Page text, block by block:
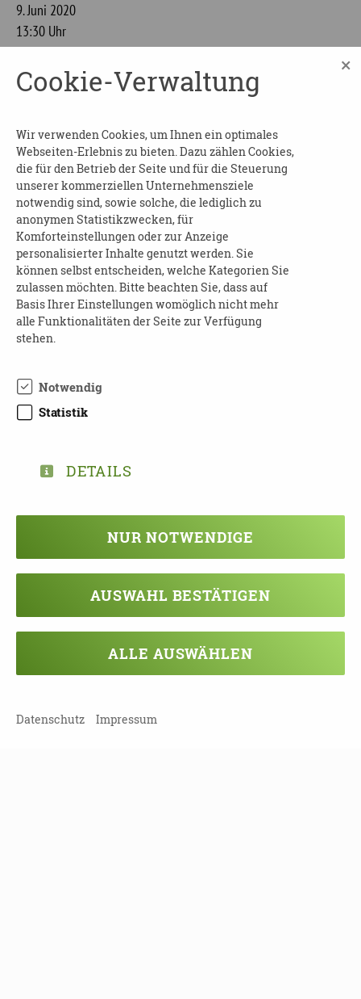
9. Juni 2020
13:30 Uhr
AWO Beratungsstelle für Senioren und
Herzberger Straße 2
01239
Dresden
Die AWO Beratungsstelle für Senioren und
Angehörige lädt zu ihrem monatlichen Treffen
Angehörige und Interessierte ein.
ZURÜCK ZUR ÜBERSICHT
Kein Problem - vielleicht klappt es ja
beim nächsten Mal!
Damit Sie keine Termine mehr
verpassen, können Sie sich hier in
unseren Newsletter eintragen!
NEWSLETTER ABONNIEREN!
Cookie-Verwaltung ×
Wir verwenden Cookies, um Ihnen ein optimales
Webseiten-Erlebnis zu bieten. Dazu zählen Cookies,
die für den Betrieb der Seite und für die Steuerung
unserer kommerziellen Unternehmensziele
notwendig sind, sowie solche, die lediglich zu
anonymen Statistikzwecken, für
Komforteinstellungen oder zur Anzeige
personalisierter Inhalte genutzt werden. Sie
können selbst entscheiden, welche Kategorien Sie
zulassen möchten. Bitte beachten Sie, dass auf
Basis Ihrer Einstellungen womöglich nicht mehr
alle Funktionalitäten der Seite zur Verfügung
stehen.
Notwendig
Statistik
DETAILS
NUR NOTWENDIGE
AUSWAHL BESTÄTIGEN
ALLE AUSWÄHLEN
Datenschutz Impressum